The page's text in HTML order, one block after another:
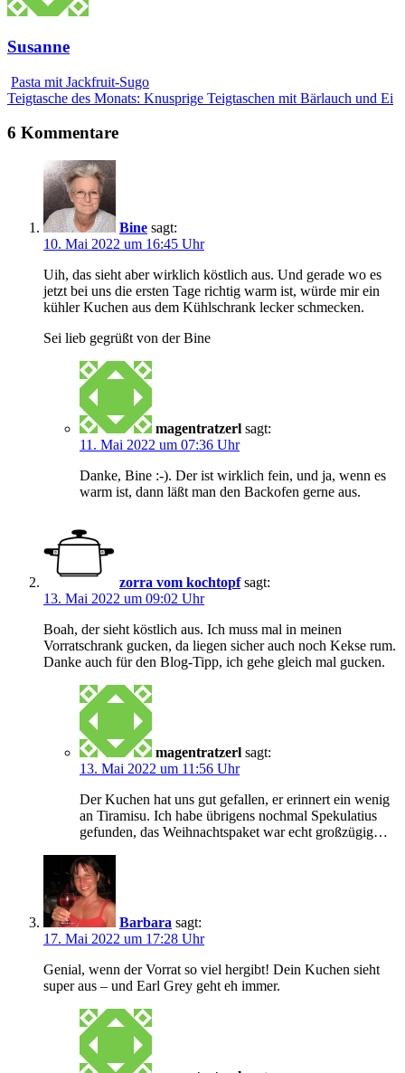
Susanne
Pasta mit Jackfruit-Sugo
Teigtasche des Monats: Knusprige Teigtaschen mit Bärlauch und Ei
6 Kommentare
Bine sagt:
10. Mai 2022 um 16:45 Uhr
Uih, das sieht aber wirklich köstlich aus. Und gerade wo es
jetzt bei uns die ersten Tage richtig warm ist, würde mir ein
kühler Kuchen aus dem Kühlschrank lecker schmecken.
Sei lieb gegrüßt von der Bine
magentratzerl sagt:
11. Mai 2022 um 07:36 Uhr
Danke, Bine :-). Der ist wirklich fein, und ja, wenn es
warm ist, dann läßt man den Backofen gerne aus.
zorra vom kochtopf sagt:
13. Mai 2022 um 09:02 Uhr
Boah, der sieht köstlich aus. Ich muss mal in meinen
Vorratschrank gucken, da liegen sicher auch noch Kekse rum.
Danke auch für den Blog-Tipp, ich gehe gleich mal gucken.
magentratzerl sagt:
13. Mai 2022 um 11:56 Uhr
Der Kuchen hat uns gut gefallen, er erinnert ein wenig
an Tiramisu. Ich habe übrigens nochmal Spekulatius
gefunden, das Weihnachtspaket war echt großzügig…
Barbara sagt:
17. Mai 2022 um 17:28 Uhr
Genial, wenn der Vorrat so viel hergibt! Dein Kuchen sieht
super aus – und Earl Grey geht eh immer.